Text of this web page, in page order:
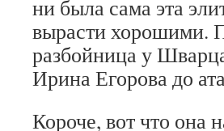
ни была сама эта
вырасти хорошими.
разбойница у
Ирина Егорова до
Короче, вот что она